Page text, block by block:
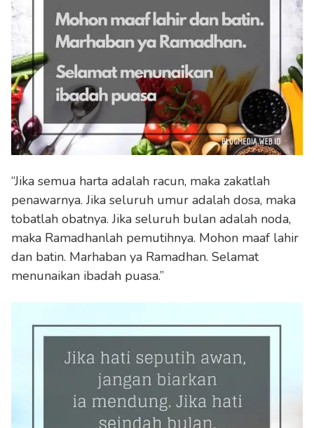
“Jika semua harta adalah racun, maka zakatlah
penawarnya. Jika seluruh umur adalah dosa, maka
tobatlah obatnya. Jika seluruh bulan adalah noda,
maka Ramadhanlah pemutihnya. Mohon maaf lahir
dan batin. Marhaban ya Ramadhan. Selamat
menunaikan ibadah puasa.”